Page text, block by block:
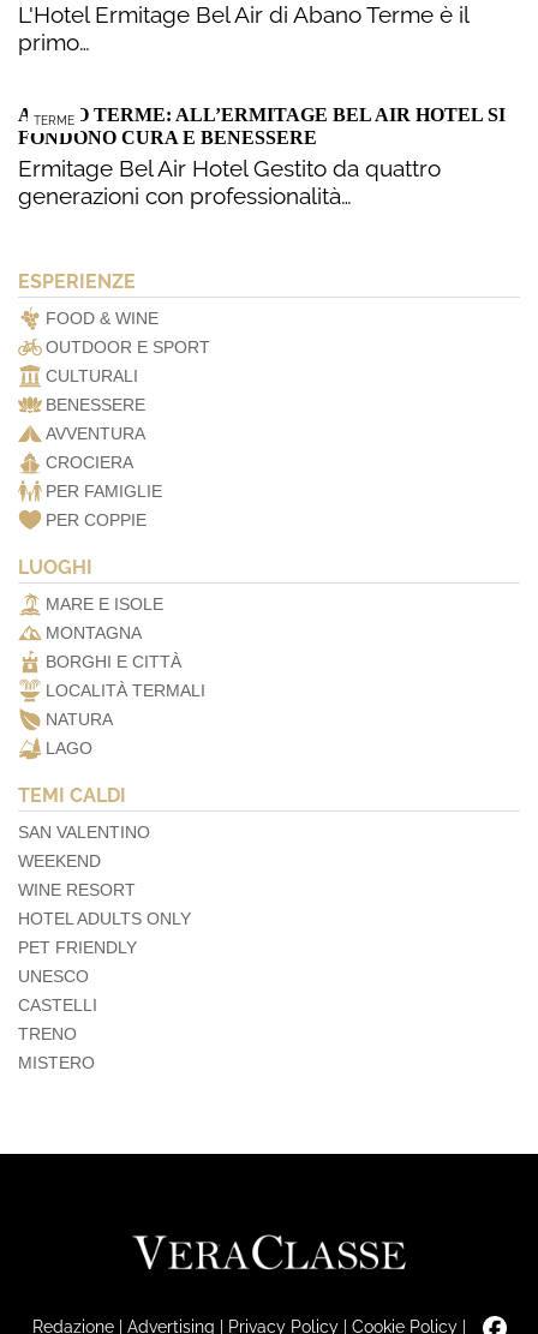
L'Hotel Ermitage Bel Air di Abano Terme è il
primo…
TERME
ABANO TERME: ALL’ERMITAGE BEL AIR HOTEL SI
FONDONO CURA E BENESSERE
Ermitage Bel Air Hotel Gestito da quattro
generazioni con professionalità…
ESPERIENZE
FOOD & WINE
OUTDOOR E SPORT
CULTURALI
BENESSERE
AVVENTURA
CROCIERA
PER FAMIGLIE
PER COPPIE
LUOGHI
MARE E ISOLE
MONTAGNA
BORGHI E CITTÀ
LOCALITÀ TERMALI
NATURA
LAGO
TEMI CALDI
SAN VALENTINO
WEEKEND
WINE RESORT
HOTEL ADULTS ONLY
PET FRIENDLY
UNESCO
CASTELLI
TRENO
MISTERO
Redazione| Advertising | Privacy Policy| Cookie Policy|